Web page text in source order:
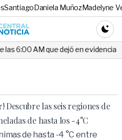
SantiagoDaniela MuñozMadelyne
Central
dejó en evidencia al Delegado
las seis regiones de
de hasta los -4°C
de hasta -4 °C entre